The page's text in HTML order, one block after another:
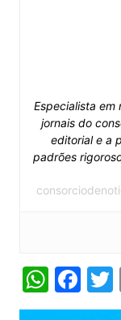
Especialista
jornais do
editorial e a
padrões
W
h
F
a